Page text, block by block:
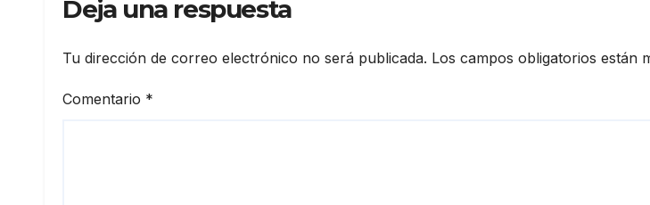
Deja una respuesta
Tu dirección de correo electrónico no será publicada. Los campos obligatorios están
Comentario *